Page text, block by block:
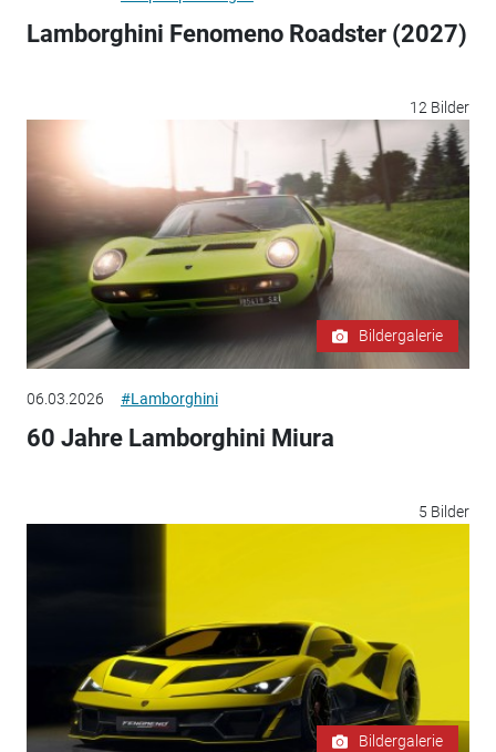
Lamborghini Fenomeno Roadster (2027)
12 Bilder
Bildergalerie
06.03.2026 #Lamborghini
60 Jahre Lamborghini Miura
5 Bilder
Bildergalerie